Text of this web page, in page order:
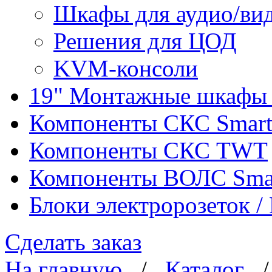
Шкафы для аудио/
Решения для ЦОД
KVM-консоли
19" Монтажные шкафы
Компоненты СКС
Компоненты СКС TWT
Компоненты ВОЛС
Блоки электророзеток
Сделать заказ